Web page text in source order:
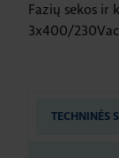
Fazių sekos ir
3x400/
TECHNINĖS